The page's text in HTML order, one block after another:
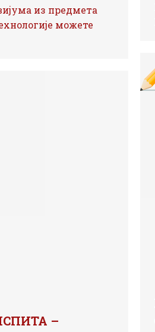
из предмета
можете
–